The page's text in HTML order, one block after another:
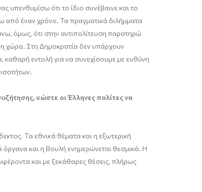
ότι το ίδιο συνέβαινε και το
από έναν χρόνο. Τα πραγματικά διλήμματα
όμως, ότι στην αντιπολίτευση παρατηρώ
η χώρα. Στη Δημοκρατία δεν υπάρχουν
καθαρή εντολή για να συνεχίσουμε με ευθύνη
«ώστε οι Έλληνες πολίτες να
Τα εθνικά θέματα και η εξωτερική
και η Βουλή ενημερώνεται θεσμικά. Η
και με ξεκάθαρες θέσεις, πλήρως